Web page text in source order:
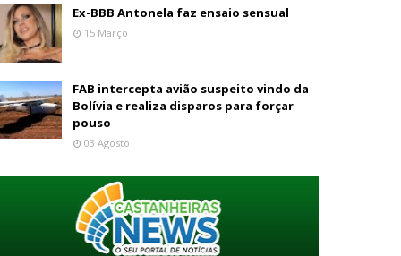
Ex-BBB Antonela faz ensaio sensual
15 Março
FAB intercepta avião suspeito vindo da
Bolívia e realiza disparos para forçar
pouso
03 Agosto